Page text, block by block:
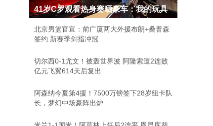
41岁C罗观看热身赛晒豪车：我的玩具
北京男篮官宣：前广厦两大外援布朗+桑普森
签约 新赛季剑指冲冠
切尔西0-1尤文！被轰世界波 阿隆索遭2连败
亿元飞翼614天后复出
阿森纳今夏第4援！7500万镑签下28岁纽卡队
长，梦幻中场豪阵出炉